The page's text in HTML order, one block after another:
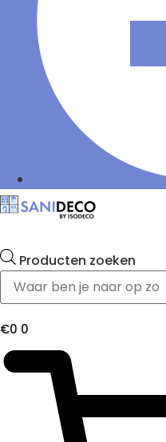
Producten zoeken
€0 0